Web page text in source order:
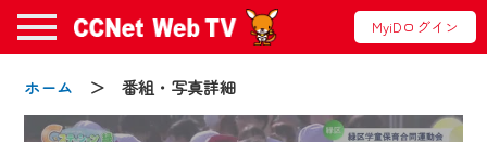
MyiDログイン
ホーム ＞ 番組・写真詳細